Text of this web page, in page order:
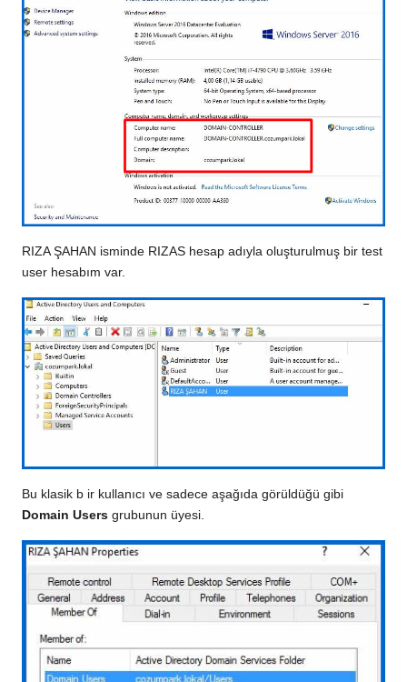
RIZA ŞAHAN isminde RIZAS hesap adıyla oluşturulmuş bir test
user hesabım var.
Bu klasik b ir kullanıcı ve sadece aşağıda görüldüğü gibi
Domain Users grubunun üyesi.